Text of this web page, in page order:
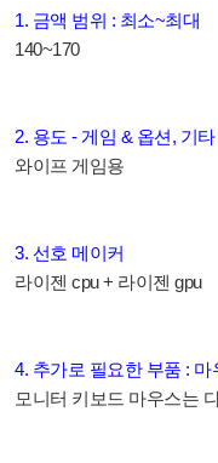
1. 금액 범위 : 최소~최대
140~170
2. 용도 - 게임 & 옵션, 기
와이프 게임용
3. 선호 메이커
라이젠 cpu + 라이젠 gpu
4. 추가로 필요한 부품 :
모니터 키보드 마우스는